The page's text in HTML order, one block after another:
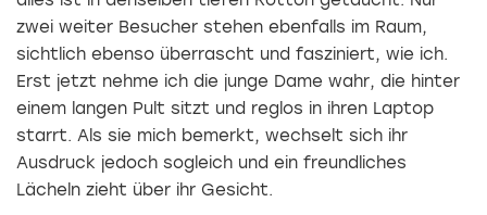
zwei weiter Besucher stehen ebenfalls im Raum,
sichtlich ebenso überrascht und fasziniert, wie ich.
Erst jetzt nehme ich die junge Dame wahr, die hinter
einem langen Pult sitzt und reglos in ihren Laptop
starrt. Als sie mich bemerkt, wechselt sich ihr
Ausdruck jedoch sogleich und ein freundliches
Lächeln zieht über ihr Gesicht.